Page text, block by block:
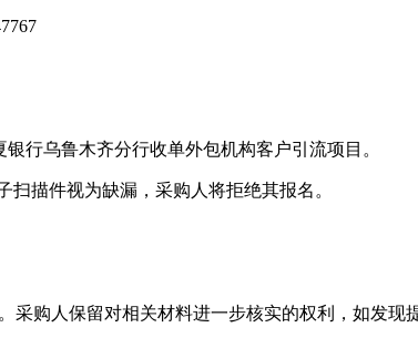
行乌鲁木齐分行收单外包机构客户引流项目。
扫描件视为缺漏，采购人将拒绝其报名。
采购人保留对相关材料进一步核实的权利，如发